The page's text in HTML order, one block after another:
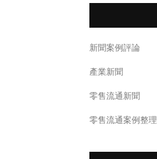
新聞案例評論
產業新聞
零售流通新聞
零售流通案例整理